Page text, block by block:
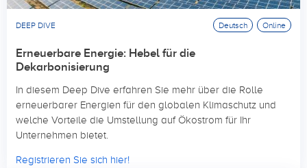
DEEP DIVE Deutsch Online
Erneuerbare Energie: Hebel für die
Dekarbonisierung
In diesem Deep Dive erfahren Sie mehr über die Rolle
erneuerbarer Energien für den globalen Klimaschutz und
welche Vorteile die Umstellung auf Ökostrom für Ihr
Unternehmen bietet.
Registrieren Sie sich hier!